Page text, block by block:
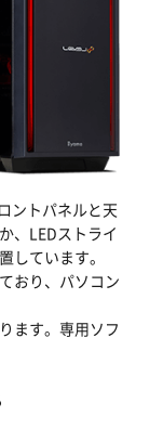
ントパネルと天
、LEDストライ
しています。
おり、パソコン
ます。専用ソフ